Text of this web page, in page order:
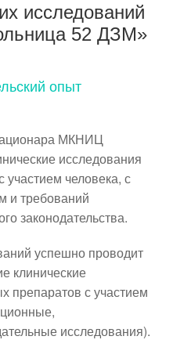
исследований
52 ДЗМ»
опыт
МКНИЦ
исследования
участием человека, с
и требований
законодательства.
успешно проводит
клинические
препаратов с участием
исследования).